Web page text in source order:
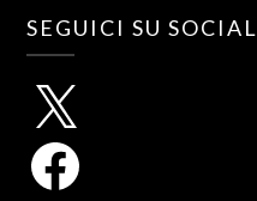
SEGUICI SU SOCIAL